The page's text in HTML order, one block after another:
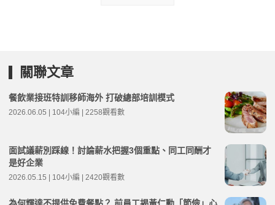
關聯文章
餐飲業接班特訓移師海外 打破總部培訓模式
2026.06.05 | 104小編 | 2258觀看數
面試議薪別踩線！討論薪水把握3個重點、同工同酬才
是好企業
2026.05.15 | 104小編 | 2420觀看數